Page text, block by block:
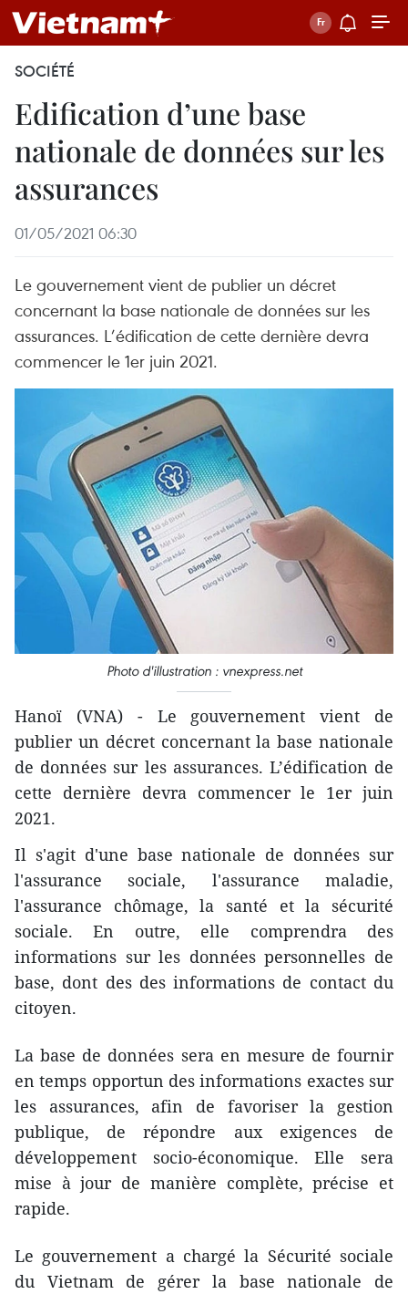
SOCIÉTÉ
Edification d’une base
nationale de données sur les
assurances
01/05/2021 06:30
Le gouvernement vient de publier un décret
concernant la base nationale de données sur les
assurances. L’édification de cette dernière devra
commencer le 1er juin 2021.
Photo d'illustration : vnexpress.net
Hanoï (VNA) - Le gouvernement vient de
publier un décret concernant la base nationale
de données sur les assurances. L’édification de
cette dernière devra commencer le 1er juin
2021.
Il s'agit d'une base nationale de données sur
l'assurance sociale, l'assurance maladie,
l'assurance chômage, la santé et la sécurité
sociale. En outre, elle comprendra des
informations sur les données personnelles de
base, dont des des informations de contact du
citoyen.
La base de données sera en mesure de fournir
en temps opportun des informations exactes sur
les assurances, afin de favoriser la gestion
publique, de répondre aux exigences de
développement socio-économique. Elle sera
mise à jour de manière complète, précise et
rapide.
Le gouvernement a chargé la Sécurité sociale
du Vietnam de gérer la base nationale de